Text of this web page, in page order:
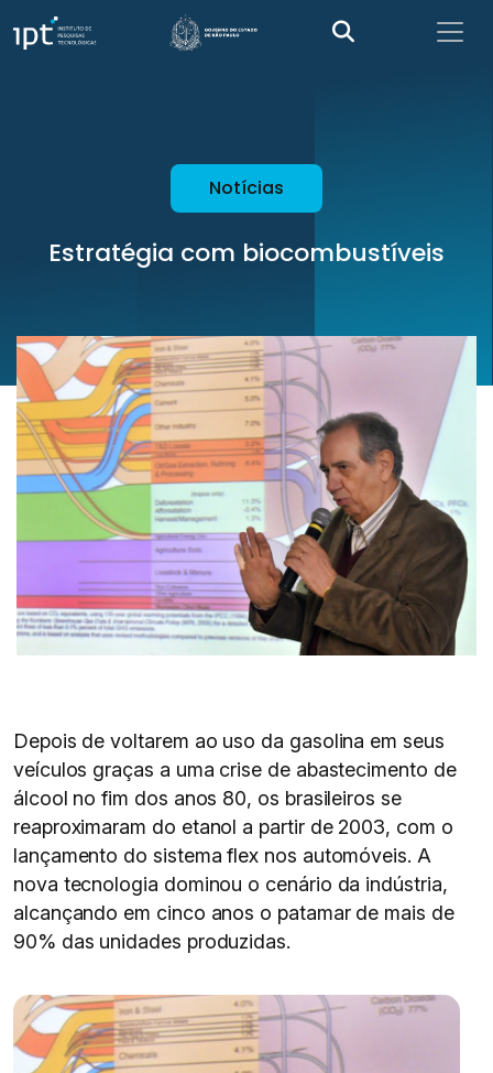
Notícias
Estratégia com biocombustíveis
Depois de voltarem ao uso da gasolina em seus
veículos graças a uma crise de abastecimento de
álcool no fim dos anos 80, os brasileiros se
reaproximaram do etanol a partir de 2003, com o
lançamento do sistema flex nos automóveis. A
nova tecnologia dominou o cenário da indústria,
alcançando em cinco anos o patamar de mais de
90% das unidades produzidas.